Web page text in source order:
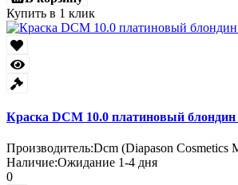
Купить в 1 клик
Краска DCM 10.0 платиновый
Производитель:Dcm (Diapason Cosmetics
Наличие:Ожидание 1-4 дня
0